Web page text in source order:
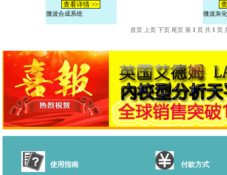
查看详情 >>
微波合成系统 微波灰
首页 上页 下页 尾页 第 1 页 共 1 页
使用指南 付款方式